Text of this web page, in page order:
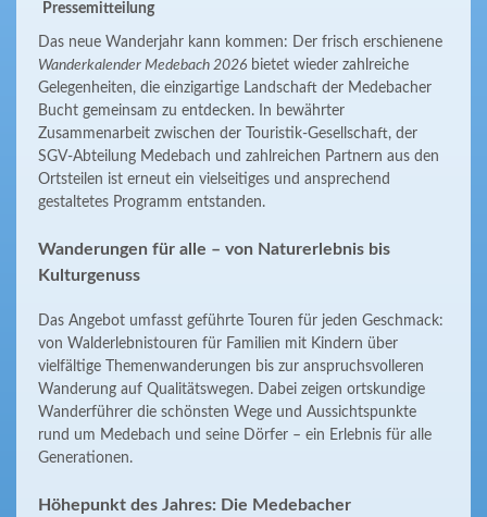
Pressemitteilung
Das neue Wanderjahr kann kommen: Der frisch erschienene
Wanderkalender Medebach 2026 bietet wieder zahlreiche
Gelegenheiten, die einzigartige Landschaft der Medebacher
Bucht gemeinsam zu entdecken. In bewährter
Zusammenarbeit zwischen der Touristik-Gesellschaft, der
SGV-Abteilung Medebach und zahlreichen Partnern aus den
Ortsteilen ist erneut ein vielseitiges und ansprechend
gestaltetes Programm entstanden.
Wanderungen für alle – von Naturerlebnis bis
Kulturgenuss
Das Angebot umfasst geführte Touren für jeden Geschmack:
von Walderlebnistouren für Familien mit Kindern über
vielfältige Themenwanderungen bis zur anspruchsvolleren
Wanderung auf Qualitätswegen. Dabei zeigen ortskundige
Wanderführer die schönsten Wege und Aussichtspunkte
rund um Medebach und seine Dörfer – ein Erlebnis für alle
Generationen.
Höhepunkt des Jahres: Die Medebacher